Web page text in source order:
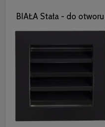
BIAŁA Stała - do